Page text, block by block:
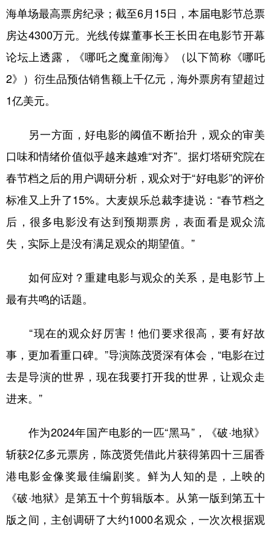
广东 广西 海南 重庆
新疆
多语种频道
Deutsch Português
海单场最高票房纪录；截至6月15日，本届电影节总票
房达4300万元。光线传媒董事长王长田在电影节开幕
论坛上透露，《哪吒之魔童闹海》（以下简称《哪吒
2》）衍生品预估销售额上千亿元，海外票房有望超过
1亿美元。
另一方面，好电影的阈值不断抬升，观众的审美
口味和情绪价值似乎越来越难“对齐”。据灯塔研究院在
春节档之后的用户调研分析，观众对于“好电影”的评价
标准又上升了15%。大麦娱乐总裁李捷说：“春节档之
后，很多电影没有达到预期票房，表面看是观众流
失，实际上是没有满足观众的期望值。”
如何应对？重建电影与观众的关系，是电影节上
最有共鸣的话题。
“现在的观众好厉害！他们要求很高，要有好故
事，更加看重口碑。”导演陈茂贤深有体会，“电影在过
去是导演的世界，现在我要打开我的世界，让观众走
进来。”
作为2024年国产电影的一匹“黑马”，《破·地狱》
斩获2亿多元票房，陈茂贤凭借此片获得第四十三届香
港电影金像奖最佳编剧奖。鲜为人知的是，上映的
《破·地狱》是第五十个剪辑版本。从第一版到第五十
版之间，主创调研了大约1000名观众，一次次根据观